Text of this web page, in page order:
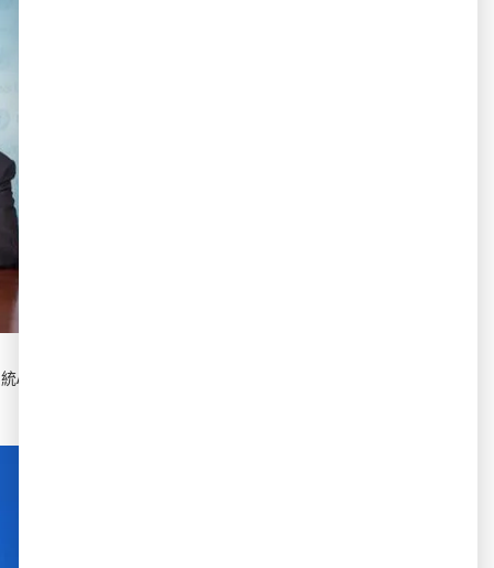
AIjia。